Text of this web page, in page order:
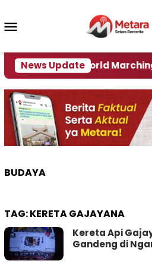
konten
News Update
Rumah World Marching
BUDAYA
TAG:KERETA GAJAYANA
Kereta Api
Gandeng di